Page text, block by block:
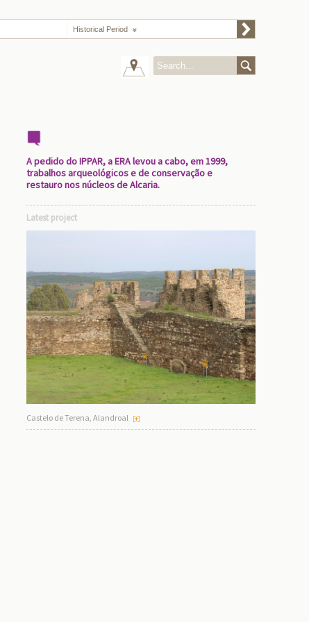
Historical Period
A pedido do IPPAR, a ERA levou a cabo, em 1999,
trabalhos arqueológicos e de conservação e
restauro nos núcleos de Alcaria.
Latest project
Castelo de Terena, Alandroal